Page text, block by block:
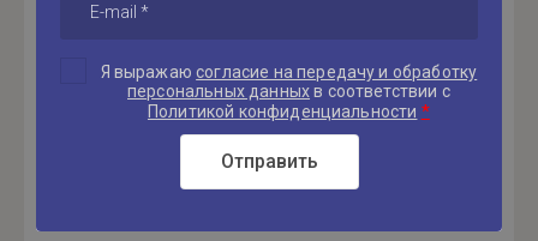
Войти
Регистрация
Я выражаюсогласие на передачу и обработку
персональных данныхв соответствии с
Политикой конфиденциальности *
Отправить